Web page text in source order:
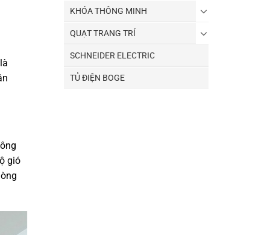
gió
KHÓA THÔNG MINH
QUẠT TRANG TRÍ
SCHNEIDER ELECTRIC
TỦ ĐIỆN BOGE